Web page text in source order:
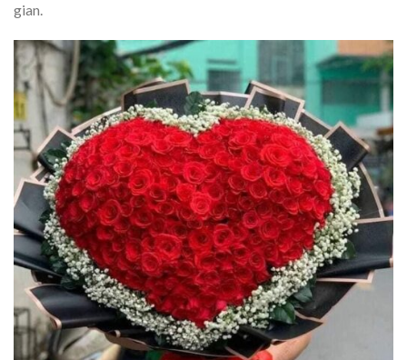
gian.